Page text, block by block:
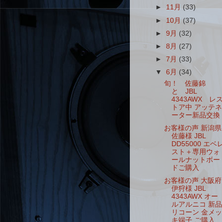
► 11月(33)
► 10月(37)
►9月 (32)
►8月 (27)
►7月 (33)
▼6月 (34)
旬！ 佐藤錦
と JBL
4343AWX レ
トア中 アッテネ
ーター新品交換
お客様の声 新潟県
佐藤様 JBL
DD55000 エベ
スト＋専用ウォ
ールナットボー
ドご購入
お客様の声 大阪府
伊狩様 JBL
4343AWX オー
ルアルニコ 新品
リコーン 金メッ
キ端子 ご購入